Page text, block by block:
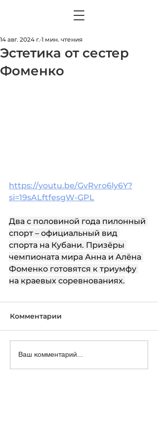
Эстетика от сестер
Фоменко
14 авг. 2024 г. 1 мин. чтения
https://youtu.be/GvRvro6ly6Y?
si=19sALftfesgW-GPL
Два с половиной года пилонный
спорт – официальный вид
спорта на Кубани. Призёры
чемпионата мира Анна и Алёна
Фоменко готовятся к триумфу
на краевых соревнованиях.
Комментарии
Ваш комментарий...